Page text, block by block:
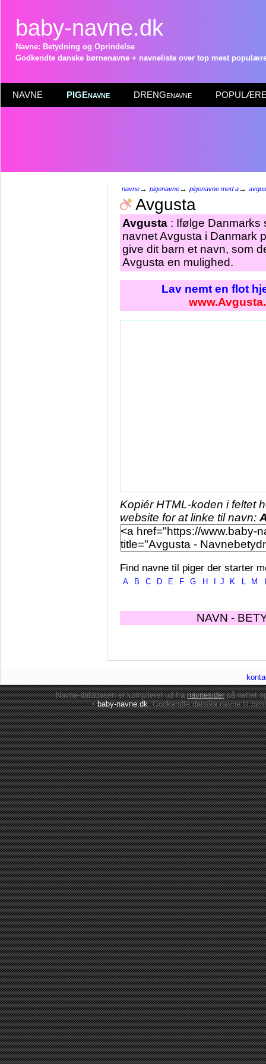
baby-navne.dk
Navne: Betydning og Oprindelse
Godkendte danske børnenavne + navneliste over top mest
NAVNE PIGEnavne DRENGenavne POPULÆRE
navne→ pigenavne→ pigenavne med a→
Avgusta
Avgusta : Ifølge Danmarks
navnet Avgusta i Danmark
give dit barn et navn, som
Avgusta en mulighed.
Lav nemt en flot
Kopiér HTML-koden i feltet
website for at linke til navn:
Find navne til piger der starter
A B C D E F G H J K L M
NAVN -
Navne-databasen er kompileret ud franavnesiderpå nettet
•baby-navne.dk: Godkendte danskenavne til børn